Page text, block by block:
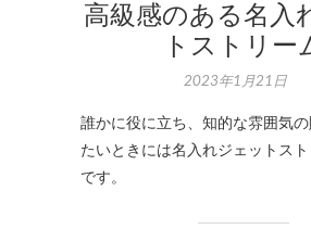
高級感のある名入
トストリー
2023年1月21日
誰かに役に立ち、知的な雰囲気
たいときには名入れジェットス
です。